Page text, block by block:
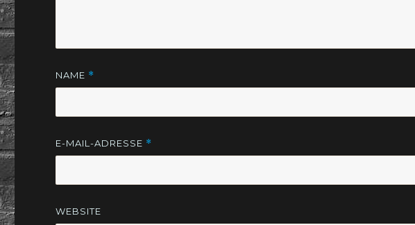
NAME *
E-MAIL-ADRESSE *
WEBSITE